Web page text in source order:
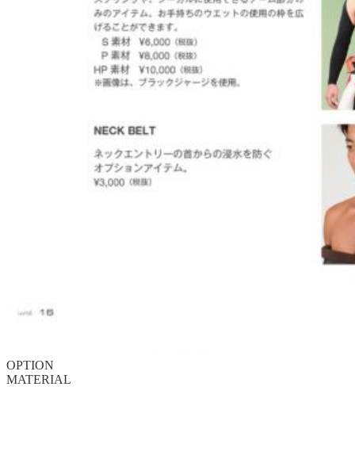
OPTION
MATERIAL